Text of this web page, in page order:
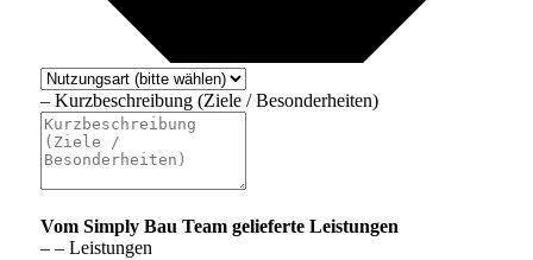
– Kurzbeschreibung (Ziele / Besonderheiten)
Vom Simply Bau Team gelieferte Leistungen
– – Leistungen